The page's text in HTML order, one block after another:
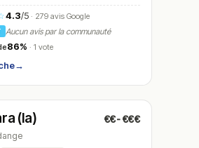
4.3/5 · 279 avis Google
Aucun avis par la communauté
86% · 1 vote
→
(fermé aujourd'hui)
(la) €€-€€€